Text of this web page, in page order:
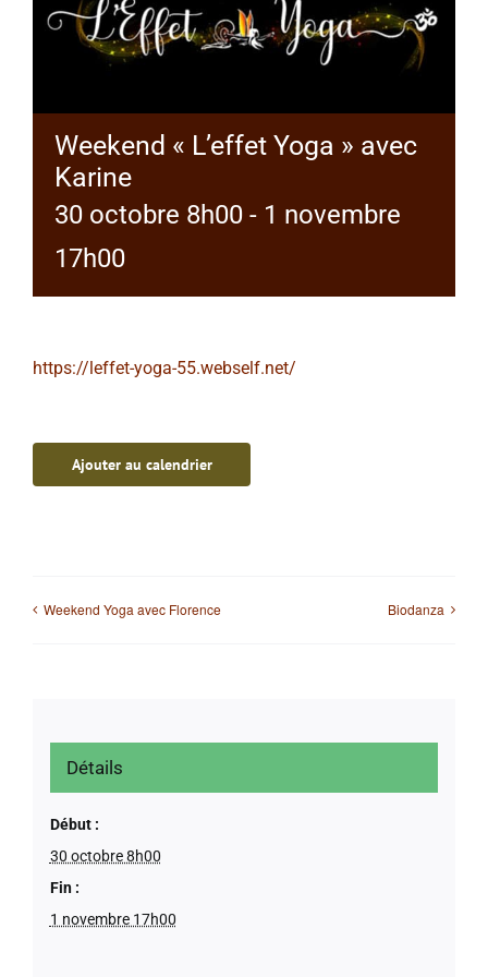
Weekend « L’effet Yoga » avec
Karine
30 octobre 8h00 - 1 novembre
17h00
https://leffet-yoga-55.webself.net/
Ajouter au calendrier
Weekend Yoga avec Florence Biodanza
Détails
Début :
30 octobre 8h00
Fin :
1 novembre 17h00